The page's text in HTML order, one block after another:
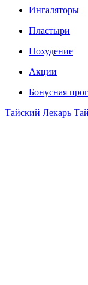
Ингаляторы
Пластыри
Похудение
Акции
Бонусная
Тайский Лекарь